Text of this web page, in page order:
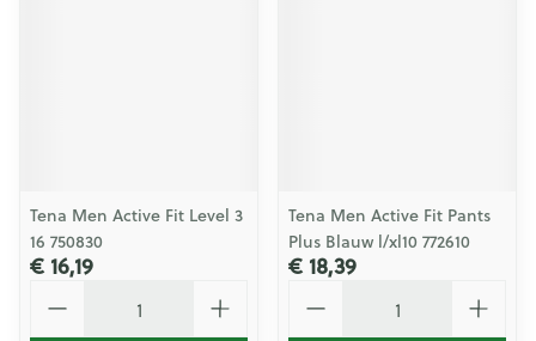
Tena Men Active Fit Level 3
16 750830
€ 16,19
Tena Men Active Fit Pants
Plus Blauw l/xl10 772610
€ 18,39